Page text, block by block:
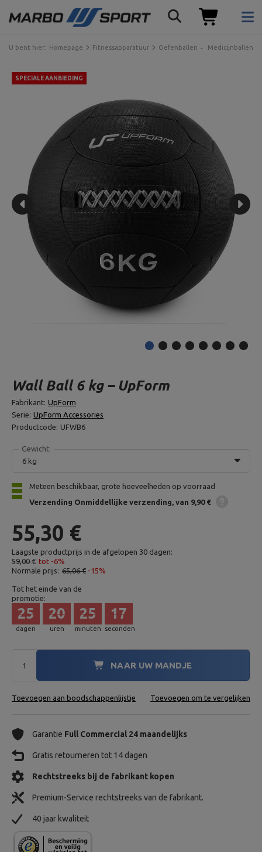
U bent hier: Homepage Fitnessapparatuur Oefenballen Medicijnballen
SPECIALE AANBIEDING
Wall Ball 6 kg – UpForm
Fabrikant: UpForm
Serie: UpForm Accessories
Productcode: UFWB6
Gewicht:
6 kg
Meteen beschikbaar, grote hoeveelheden op voorraad
Verzending Onmiddellijke verzending van 9,90 €
55,30 €
Laagste productprijs in de afgelopen 30 dagen:
59,00 € tot -6%
Normale prijs: 65,06 € -15%
Tot het einde van de
promotie:
dagen
25
uren
20
minuten
25
seconden
16
NAAR UW MANDJE
Toevoegen aan boodschappenlijstje Toevoegen om te vergelijken
Garantie Full Commercial 24 maandelijks
Gratis retourneren tot 14 dagen
Rechtstreeks bij de fabrikant kopen
Premium-Service rechtstreeks van de fabrikant.
40 jaar kwaliteit